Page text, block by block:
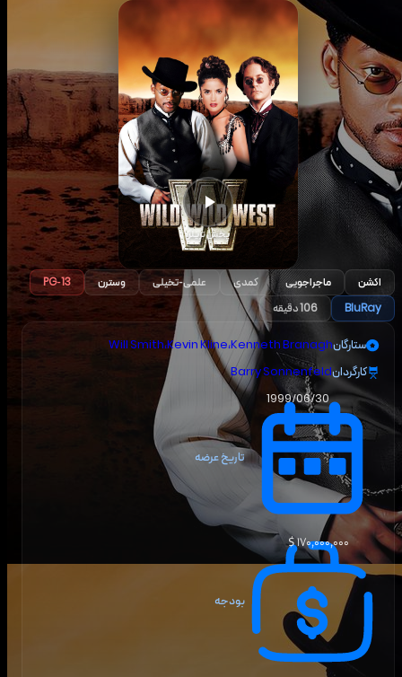
پخش تریلر
اکشن ماجراجویی کمدی علمی-تخیلی وسترن
PG-13
BluRay
106 دقیقه
ستارگان Will Smith،Kevin Kline،Kenneth Branagh
کارگردانBarry Sonnenfeld
تاریخ عرضه
1999/06/30
بودجه
۱۷۰٬۰۰۰٬۰۰۰ $